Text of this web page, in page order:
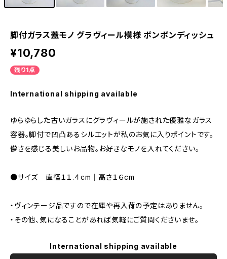
脚付ガラス蓋モノ グラヴィール模様 ボンボンディッシュ
¥10,780
残り1点
International shipping available
ゆらゆらした古いガラスにグラヴィールが施された優雅なガラス
容器。脚付で凹凸あるシルエットが私のお気に入りポイントです。
儚さを感じる美しいお品物。お好きなモノを入れてください。
●サイズ 直径１１.４cm｜高さ１６cm
・ヴィンテージ品ですので在庫や再入荷の予定はありません。
・その他、気になることがあれば気軽にご質問くださいませ。
International shipping available